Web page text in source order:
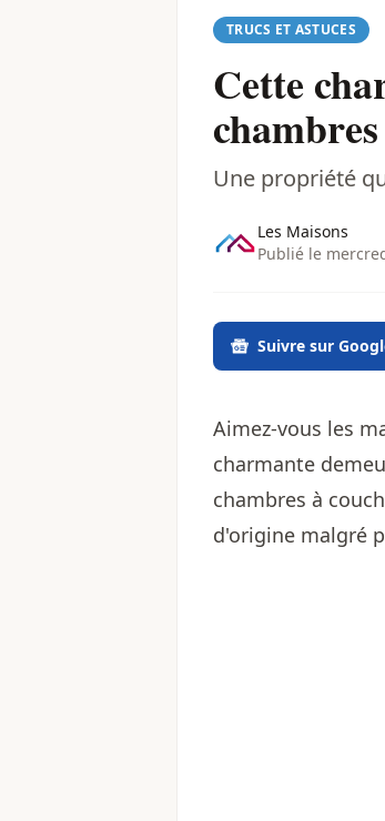
TRUCS ET ASTUCES
Cette
Une propriété
Les Maisons
Publié le
Suivre sur
Aimez-vous les
charmante
chambres à
d'origine malgré